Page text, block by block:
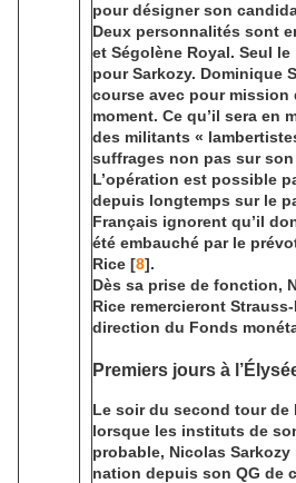
pour désigner son
Deux personnalités sont
et Ségolène Royal. Seul
pour Sarkozy. Dominique
course avec pour mission
moment. Ce qu’il sera en
des militants «
suffrages non pas sur
L’opération est possible
depuis longtemps sur le
Français ignorent qu’il
été embauché par le
Rice [8].
Dès sa prise de fonction,
Rice remercieront
direction du Fonds
Premiers jours à
Le soir du second tour de
lorsque les instituts de
probable, Nicolas
nation depuis son QG de